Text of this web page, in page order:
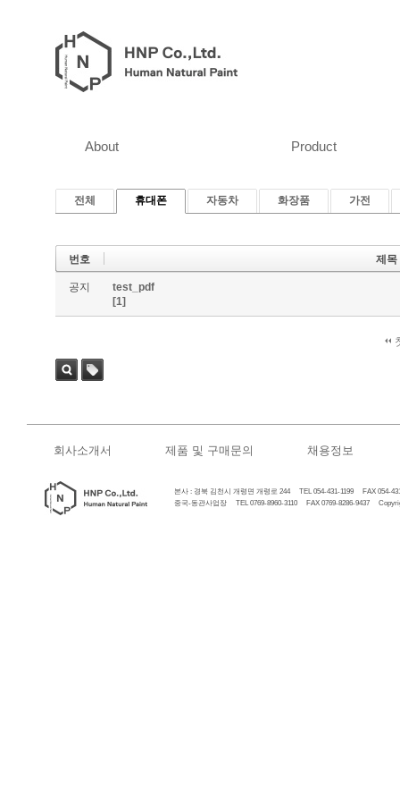
About Product
전체 휴대폰 자동차 화장품 가전
번호 제목
공지
test_pdf
[1]
회사소개서 제품 및 구매문의 채용정보
본사 : 경북 김천시 개령면 개령로 244 TEL 054-431-1199 FAX 054-
중국-동관사업장 TEL 0769-8960-3110 FAX 0769-8286-9437